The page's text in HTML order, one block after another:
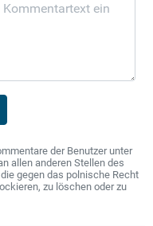
der Benutzer unter
allen anderen Stellen des
gegen das polnische Recht
zu löschen oder zu